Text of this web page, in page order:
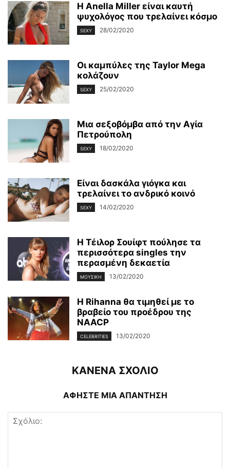
Η Anella Miller είναι καυτή
ψυχολόγος που τρελαίνει κόσμο
SEXY 28/02/2020
Οι καμπύλες της Taylor Mega
κολάζουν
SEXY 25/02/2020
Μια σεξοβόμβα από την Αγία
Πετρούπολη
SEXY 18/02/2020
Είναι δασκάλα γιόγκα και
τρελαίνει το ανδρικό κοινό
SEXY 14/02/2020
Η Τέιλορ Σουίφτ πούλησε τα
περισσότερα singles την
περασμένη δεκαετία
ΜΟΥΣΙΚΉ 13/02/2020
Η Rihanna θα τιμηθεί με το
βραβείο του προέδρου της
NAACP
CELEBRITIES 13/02/2020
ΚΑΝΕΝΑ ΣΧΟΛΙΟ
ΑΦΗΣΤΕ ΜΙΑ ΑΠΑΝΤΗΣΗ